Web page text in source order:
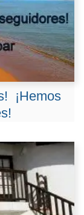
¡Hemos